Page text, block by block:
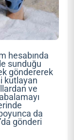
hesabında
sunduğu
göndererek
kutlayan
ve
da
gönderi